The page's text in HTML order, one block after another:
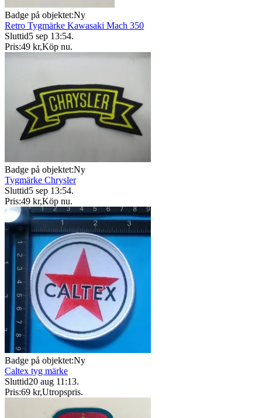
Badge på objektet:Ny
Retro Tygmärke Kawasaki Mach 350
Sluttid5 sep 13:54.
Pris:49 kr,Köp nu.
Badge på objektet:Ny
Tygmärke Chrysler
Sluttid5 sep 13:54.
Pris:49 kr,Köp nu.
Badge på objektet:Ny
Caltex tyg märke
Sluttid20 aug 11:13.
Pris:69 kr,Utropspris.